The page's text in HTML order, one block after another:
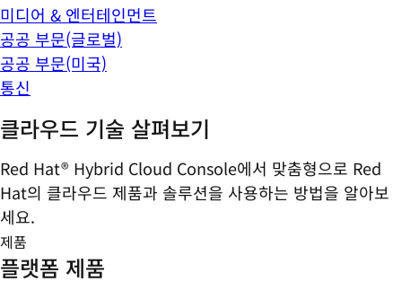
미디어 & 엔터테인먼트
공공 부문(글로벌)
공공 부문(미국)
통신
클라우드 기술 살펴보기
Red Hat® Hybrid Cloud Console에서 맞춤형으로 Red
Hat의 클라우드 제품과 솔루션을 사용하는 방법을 알아보
세요.
제품
플랫폼 제품